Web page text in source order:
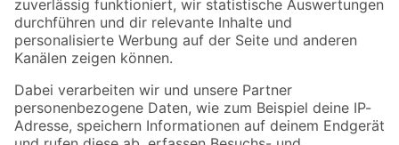
Zur Newsletter Anmeldung
Folge uns
Zahlungsarten Versandarten